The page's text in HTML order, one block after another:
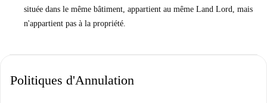
située dans le même bâtiment, appartient au même Land Lord, mais
n'appartient pas à la propriété.
Politiques d'Annulation